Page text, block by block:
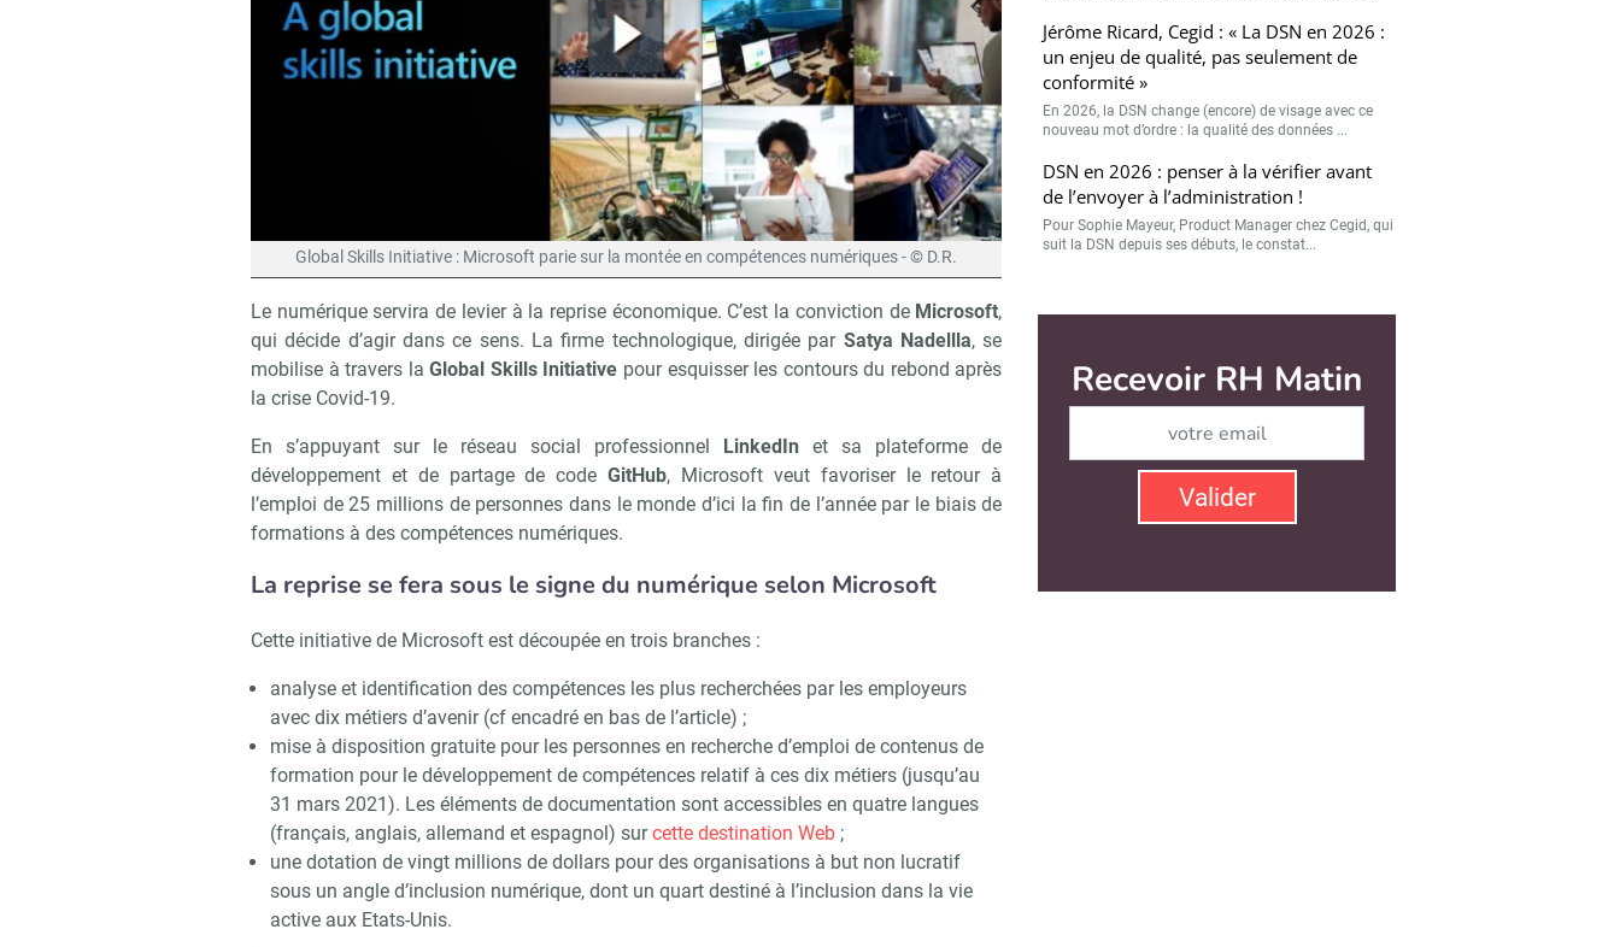
Global Skills Initiative : Microsoft parie sur la montée en compétences numériques - © D.R.
Le numérique servira de levier à la reprise économique. C’est la conviction de Microsoft,
qui décide d’agir dans ce sens. La firme technologique, dirigée par Satya Nadellla, se
mobilise à travers laGlobal Skills Initiative pour esquisser les contours du rebond après
la crise Covid-19.
En s’appuyant sur le réseau social professionnel LinkedIn et sa plateforme de
développement et de partage de codeGitHub, Microsoft veut favoriser le retour à
l’emploi de 25 millions de personnes dans le monde d’ici la fin de l’année par le biais de
formations à des compétences numériques.
La reprise se fera sous le signe du numérique selon Microsoft
Cette initiative de Microsoft est découpée en trois branches :
analyse et identification des compétences les plus recherchées par les employeurs
avec dix métiers d’avenir (cf encadré en bas de l’article) ;
mise à disposition gratuite pour les personnes en recherche d’emploi de contenus de
formation pour le développement de compétences relatif à ces dix métiers (jusqu’au
31 mars 2021). Les éléments de documentation sont accessibles en quatre langues
(français, anglais, allemand et espagnol) surcette destination Web;
une dotation de vingt millions de dollars pour des organisations à but non lucratif
sous un angle d’inclusion numérique, dont un quart destiné à l’inclusion dans la vie
active aux Etats-Unis.
Jérôme Ricard, Cegid : « La DSN en 2026 :
un enjeu de qualité, pas seulement de
conformité »
En 2026, la DSN change (encore) de visage avec ce
nouveau mot d’ordre : la qualité des données ...
DSN en 2026 : penser à la vérifier avant
de l’envoyer à l’administration !
Pour Sophie Mayeur, Product Manager chez Cegid, qui
suit la DSN depuis ses débuts, le constat...